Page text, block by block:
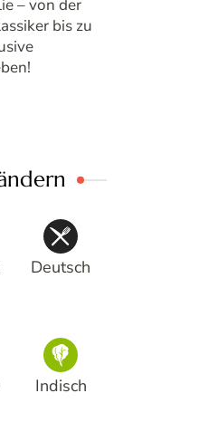
– von der
bis zu
Deutsch
Indisch